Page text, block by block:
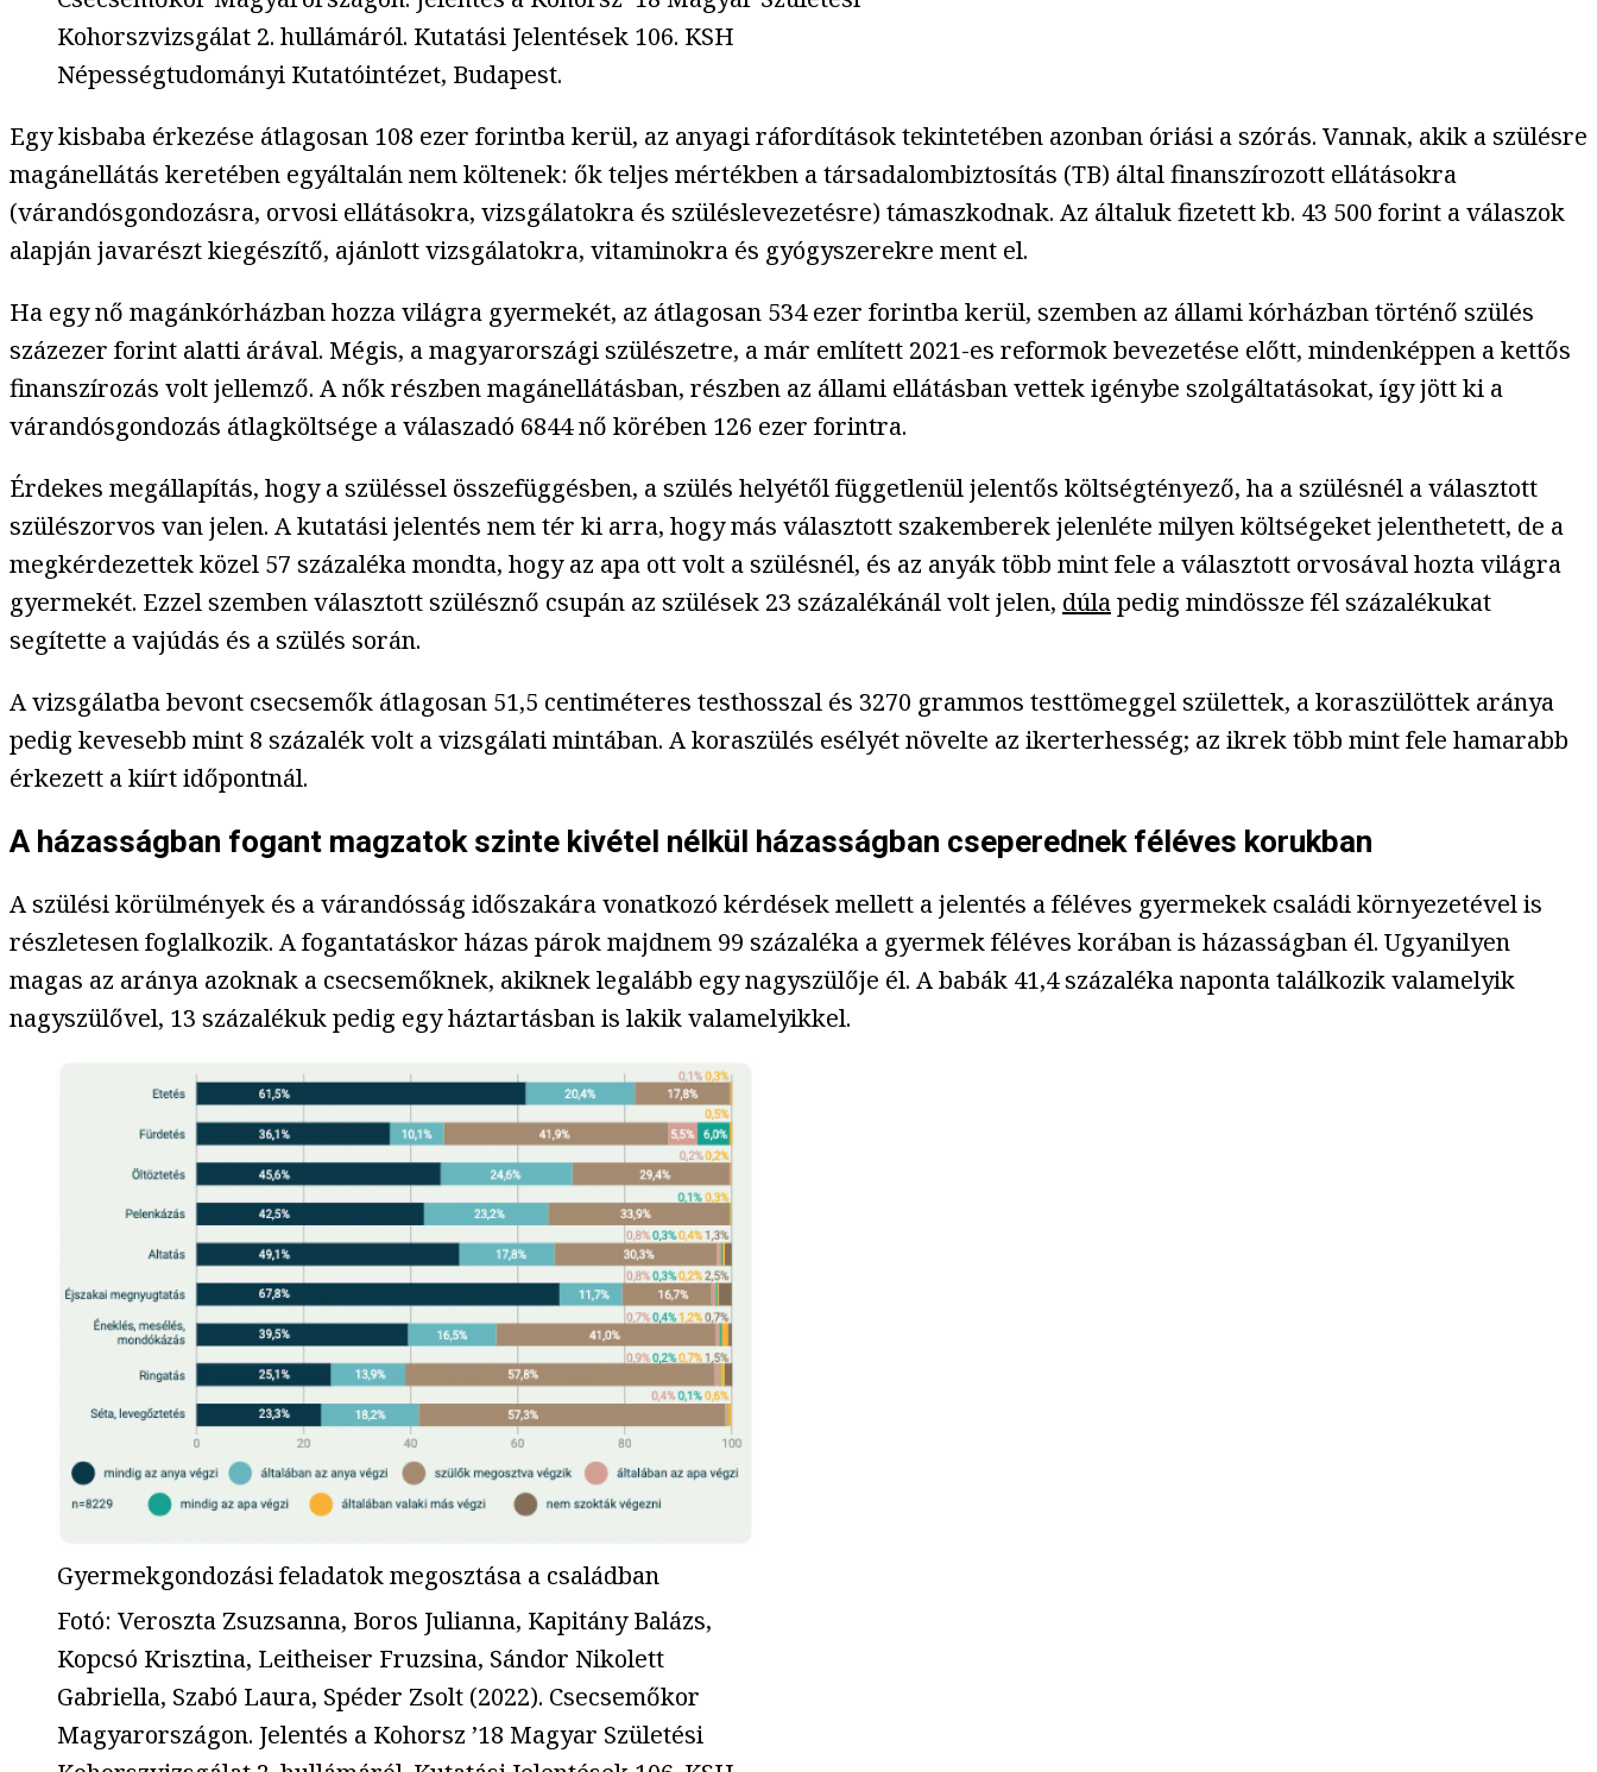
Kohorszvizsgálat 2. hullámáról. Kutatási Jelentések 106. KSH
Népességtudományi Kutatóintézet, Budapest.
Egy kisbaba érkezése átlagosan 108 ezer forintba kerül, az anyagi ráfordítások tekintetében azonban óriási a szórás. Vannak, akik a szülésre
magánellátás keretében egyáltalán nem költenek: ők teljes mértékben a társadalombiztosítás (TB) által finanszírozott ellátásokra
(várandósgondozásra, orvosi ellátásokra, vizsgálatokra és szüléslevezetésre) támaszkodnak. Az általuk fizetett kb. 43 500 forint a válaszok
alapján javarészt kiegészítő, ajánlott vizsgálatokra, vitaminokra és gyógyszerekre ment el.
Ha egy nő magánkórházban hozza világra gyermekét, az átlagosan 534 ezer forintba kerül, szemben az állami kórházban történő szülés
százezer forint alatti árával. Mégis, a magyarországi szülészetre, a már említett 2021-es reformok bevezetése előtt, mindenképpen a kettős
finanszírozás volt jellemző. A nők részben magánellátásban, részben az állami ellátásban vettek igénybe szolgáltatásokat, így jött ki a
várandósgondozás átlagköltsége a válaszadó 6844 nő körében 126 ezer forintra.
Érdekes megállapítás, hogy a szüléssel összefüggésben, a szülés helyétől függetlenül jelentős költségtényező, ha a szülésnél a választott
szülészorvos van jelen. A kutatási jelentés nem tér ki arra, hogy más választott szakemberek jelenléte milyen költségeket jelenthetett, de a
megkérdezettek közel 57 százaléka mondta, hogy az apa ott volt a szülésnél, és az anyák több mint fele a választott orvosával hozta világra
gyermekét. Ezzel szemben választott szülésznő csupán az szülések 23 százalékánál volt jelen, dúlapedig mindössze fél százalékukat
segítette a vajúdás és a szülés során.
A vizsgálatba bevont csecsemők átlagosan 51,5 centiméteres testhosszal és 3270 grammos testtömeggel születtek, a koraszülöttek aránya
pedig kevesebb mint 8 százalék volt a vizsgálati mintában. A koraszülés esélyét növelte az ikerterhesség; az ikrek több mint fele hamarabb
érkezett a kiírt időpontnál.
A házasságban fogant magzatok szinte kivétel nélkül házasságban cseperednek féléves korukban
A szülési körülmények és a várandósság időszakára vonatkozó kérdések mellett a jelentés a féléves gyermekek családi környezetével is
részletesen foglalkozik. A fogantatáskor házas párok majdnem 99 százaléka a gyermek féléves korában is házasságban él. Ugyanilyen
magas az aránya azoknak a csecsemőknek, akiknek legalább egy nagyszülője él. A babák 41,4 százaléka naponta találkozik valamelyik
nagyszülővel, 13 százalékuk pedig egy háztartásban is lakik valamelyikkel.
Gyermekgondozási feladatok megosztása a családban
Fotó: Veroszta Zsuzsanna, Boros Julianna, Kapitány Balázs,
Kopcsó Krisztina, Leitheiser Fruzsina, Sándor Nikolett
Gabriella, Szabó Laura, Spéder Zsolt (2022). Csecsemőkor
Magyarországon. Jelentés a Kohorsz ’18 Magyar Születési